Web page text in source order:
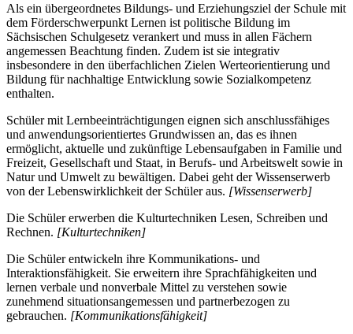
Als ein übergeordnetes Bildungs- und Erziehungsziel der Schule mit
dem Förderschwerpunkt Lernen ist politische Bildung im
Sächsischen Schulgesetz verankert und muss in allen Fächern
angemessen Beachtung finden. Zudem ist sie integrativ
insbesondere in den überfachlichen Zielen Werteorientierung und
Bildung für nachhaltige Entwicklung sowie Sozialkompetenz
enthalten.
Schüler mit Lernbeeinträchtigungen eignen sich anschlussfähiges
und anwendungsorientiertes Grundwissen an, das es ihnen
ermöglicht, aktuelle und zukünftige Lebensaufgaben in Familie und
Freizeit, Gesellschaft und Staat, in Berufs- und Arbeitswelt sowie in
Natur und Umwelt zu bewältigen. Dabei geht der Wissenserwerb
von der Lebenswirklichkeit der Schüler aus. [Wissenserwerb]
Die Schüler erwerben die Kulturtechniken Lesen, Schreiben und
Rechnen. [Kulturtechniken]
Die Schüler entwickeln ihre Kommunikations- und
Interaktionsfähigkeit. Sie erweitern ihre Sprachfähigkeiten und
lernen verbale und nonverbale Mittel zu verstehen sowie
zunehmend situationsangemessen und partnerbezogen zu
gebrauchen. [Kommunikationsfähigkeit]